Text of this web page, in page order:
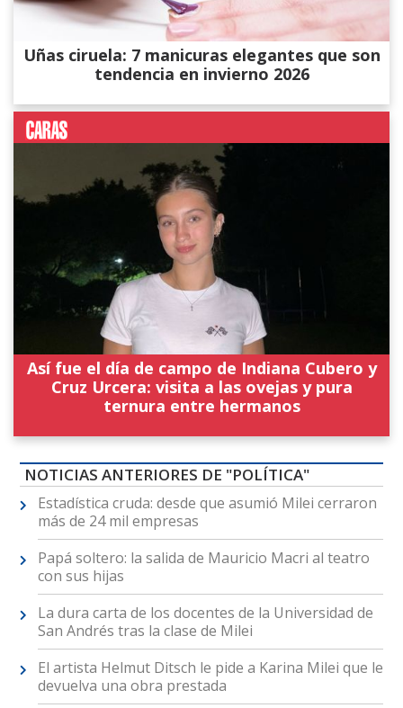
Uñas ciruela: 7 manicuras elegantes que son
tendencia en invierno 2026
Así fue el día de campo de Indiana Cubero y
Cruz Urcera: visita a las ovejas y pura
ternura entre hermanos
NOTICIAS ANTERIORES DE "POLÍTICA"
Estadística cruda: desde que asumió Milei cerraron
más de 24 mil empresas
Papá soltero: la salida de Mauricio Macri al teatro
con sus hijas
La dura carta de los docentes de la Universidad de
San Andrés tras la clase de Milei
El artista Helmut Ditsch le pide a Karina Milei que le
devuelva una obra prestada